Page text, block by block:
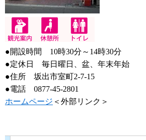
●開設時間 10時30分～14時30分
●定休日 毎日曜日、盆、年末年始
●住所 坂出市室町2-7-15
●電話 0877-45-2801
ホームページ ＜外部リンク＞